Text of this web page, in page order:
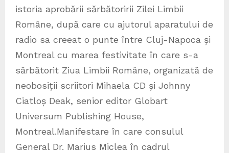
istoria aprobării sărbătoririi Zilei Limbii
Române, după care cu ajutorul aparatului de
radio sa creeat o punte între Cluj-Napoca și
Montreal cu marea festivitate în care s-a
sărbătorit Ziua Limbii Române, organizată de
neobosiții scriitori Mihaela CD și Johnny
Ciatloș Deak, senior editor Globart
Universum Publishing House,
Montreal.Manifestare în care consulul
General Dr. Marius Miclea în cadrul